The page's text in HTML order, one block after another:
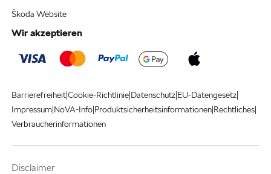
Škoda Website
Wir akzeptieren
Barrierefreiheit|Cookie-Richtlinie|Datenschutz|EU-Datengesetz|
Impressum|NoVA-Info|Produktsicherheitsinformationen|Rechtliches|
Verbraucherinformationen
Disclaimer